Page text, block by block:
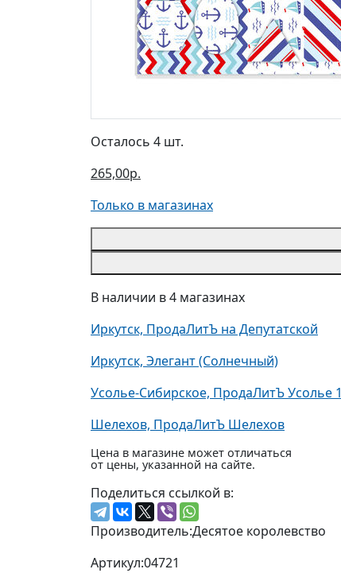
Осталось 4 шт.
265,00р.
Только в магазинах
В наличии в 4 магазинах
Иркутск, ПродаЛитЪ на Депутатской
Иркутск, Элегант (Солнечный)
Усолье-Сибирское, ПродаЛитЪ Усолье 1
Шелехов, ПродаЛитЪ Шелехов
Цена в магазине может отличаться
от цены, указанной на сайте.
Поделиться ссылкой в:
Производитель:Десятое королевство
Артикул:04721